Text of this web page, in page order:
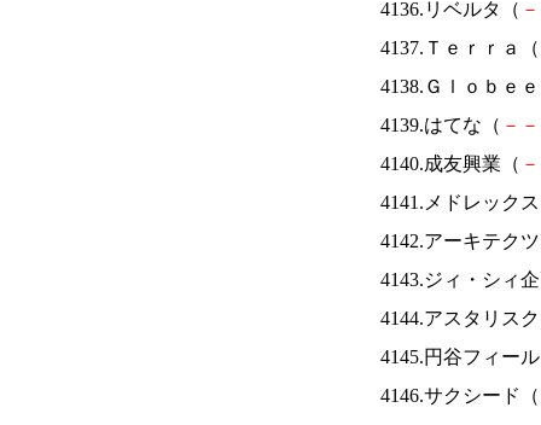
4136.リベルタ（ －
4137.Ｔｅｒｒａ（
4138.Ｇｌｏｂｅ
4139.はてな（ － －
4140.成友興業（ －
4141.メドレック
4142.アーキテク
4143.ジィ・シィ
4144.アスタリス
4145.円谷フィー
4146.サクシード（